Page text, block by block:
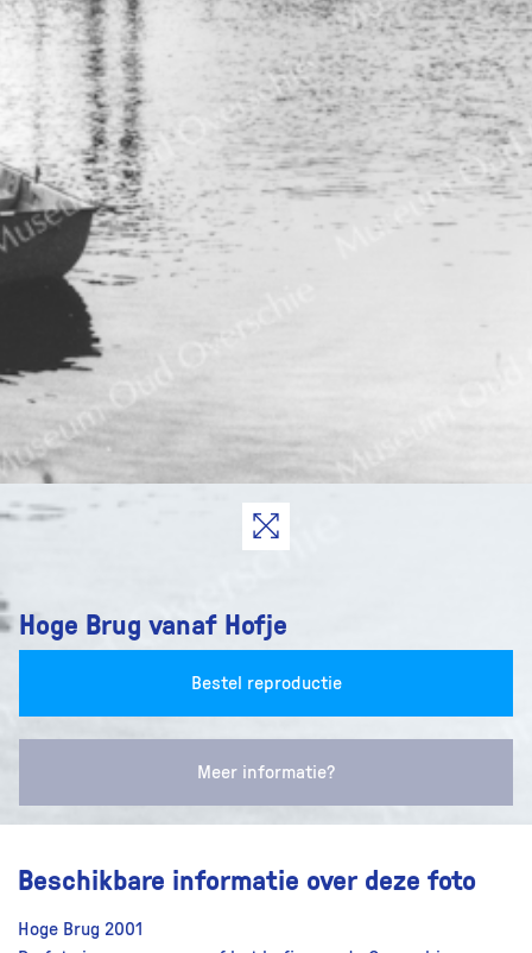
Hoge Brug vanaf Hofje
Bestel reproductie
Meer informatie?
Beschikbare informatie over deze foto
Hoge Brug 2001